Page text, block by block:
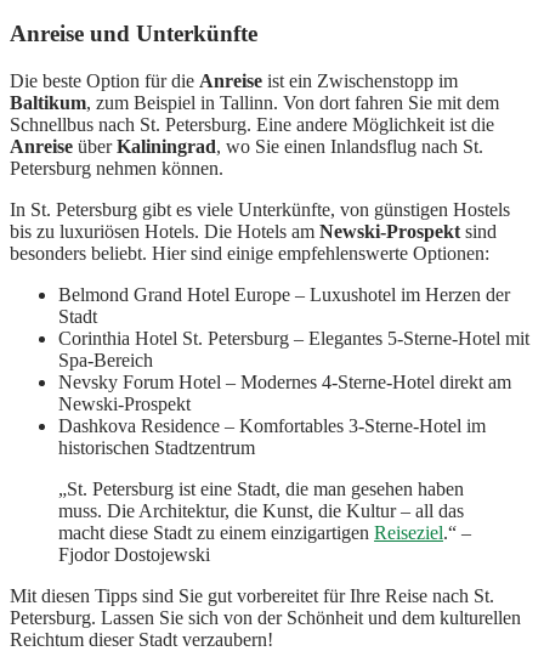
Anreise und Unterkünfte
Die beste Option für die Anreise ist ein Zwischenstopp im
Baltikum, zum Beispiel in Tallinn. Von dort fahren Sie mit dem
Schnellbus nach St. Petersburg. Eine andere Möglichkeit ist die
Anreise überKaliningrad, wo Sie einen Inlandsflug nach St.
Petersburg nehmen können.
In St. Petersburg gibt es viele Unterkünfte, von günstigen Hostels
bis zu luxuriösen Hotels. Die Hotels am Newski-Prospekt sind
besonders beliebt. Hier sind einige empfehlenswerte Optionen:
Belmond Grand Hotel Europe – Luxushotel im Herzen der
Stadt
Corinthia Hotel St. Petersburg – Elegantes 5-Sterne-Hotel mit
Spa-Bereich
Nevsky Forum Hotel – Modernes 4-Sterne-Hotel direkt am
Newski-Prospekt
Dashkova Residence – Komfortables 3-Sterne-Hotel im
historischen Stadtzentrum
„St. Petersburg ist eine Stadt, die man gesehen haben
muss. Die Architektur, die Kunst, die Kultur – all das
macht diese Stadt zu einem einzigartigen Reiseziel.“ –
Fjodor Dostojewski
Mit diesen Tipps sind Sie gut vorbereitet für Ihre Reise nach St.
Petersburg. Lassen Sie sich von der Schönheit und dem kulturellen
Reichtum dieser Stadt verzaubern!